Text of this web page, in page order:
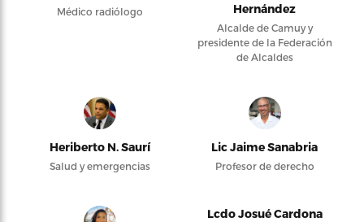
Médico radiólogo
Hernández
Alcalde de Camuy y
presidente de la Federación
de Alcaldes
Heriberto N. Saurí
Salud y emergencias
Lic Jaime Sanabria
Profesor de derecho
Lcdo Josué Cardona